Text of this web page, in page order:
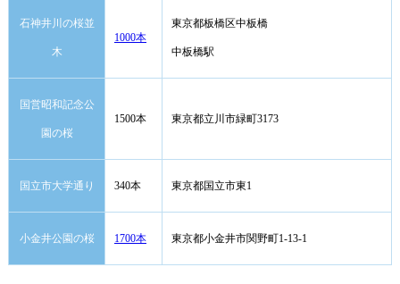
石神井川の桜並
木
1000本
東京都板橋区中板橋
中板橋駅
国営昭和記念公
園の桜
1500本 東京都立川市緑町3173
国立市大学通り 340本 東京都国立市東1
小金井公園の桜 1700本 東京都小金井市関野町1-13-1